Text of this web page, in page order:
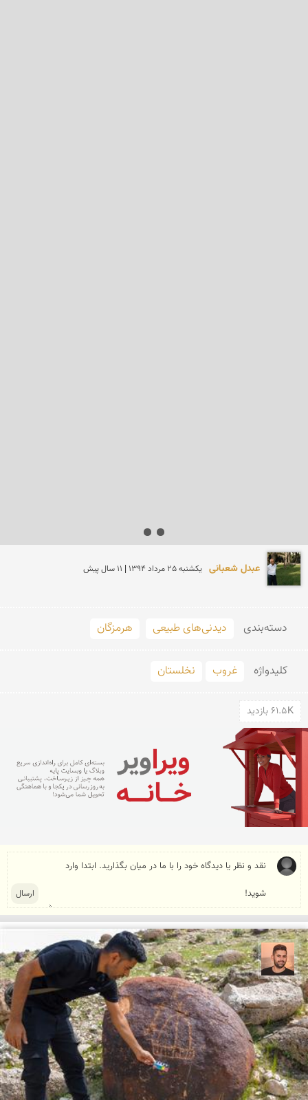
عبدل شعبانی يكشنبه 25 مرداد 1394 | 11 سال پیش
دسته‌بندی دیدنی‌های طبیعی هرمزگان
کلید‌واژه غروب نخلستان
61.5K بازدید
ابراهیم رفیعی